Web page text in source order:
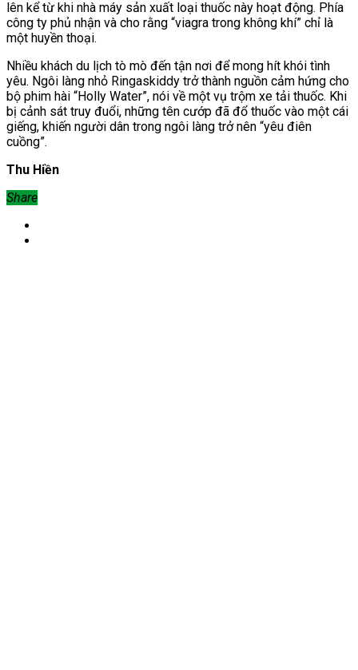
lên kể từ khi nhà máy sản xuất loại thuốc này hoạt động. Phía
công ty phủ nhận và cho rằng “viagra trong không khí” chỉ là
một huyền thoại.
Nhiều khách du lịch tò mò đến tận nơi để mong hít khói tình
yêu. Ngôi làng nhỏ Ringaskiddy trở thành nguồn cảm hứng cho
bộ phim hài “Holly Water”, nói về một vụ trộm xe tải thuốc. Khi
bị cảnh sát truy đuổi, những tên cướp đã đổ thuốc vào một cái
giếng, khiến người dân trong ngôi làng trở nên “yêu điên
cuồng”.
Thu Hiền
Share